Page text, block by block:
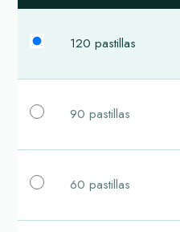
120 pastillas
90 pastillas
60 pastillas